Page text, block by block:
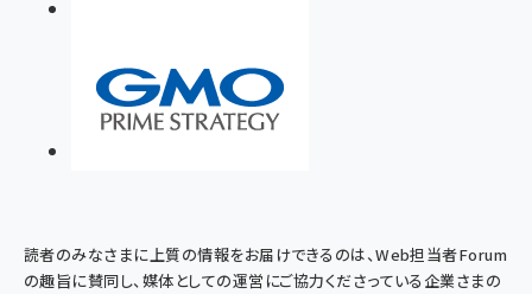
読者のみなさまに上質の情報をお届けできるのは、Web担当者Forum
の趣旨に賛同し、媒体としての運営にご協力くださっている企業さまの